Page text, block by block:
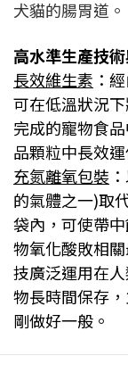
犬貓的腸胃道。
高水準生產技
長效維生素 ：
可在低溫狀況
完成的寵物食
品顆粒中長效運
充氮離氧包裝
的氣體之一)取
袋內，可使帶
物氧化酸敗相
技廣泛運用在
物長時間保存
剛做好一般。